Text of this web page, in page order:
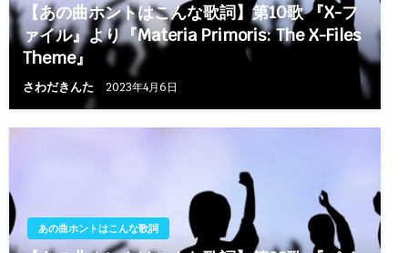
【あの曲ホントはこんな歌詞】第10歌 『X-フ
ァイル』より『Materia Primoris: The X-Files
Theme』
さわだきんた 2023年4月6日
あの曲ホントはこんな歌詞